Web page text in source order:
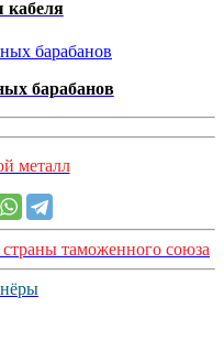
кабеля
барабанов
металл
таможенного союза